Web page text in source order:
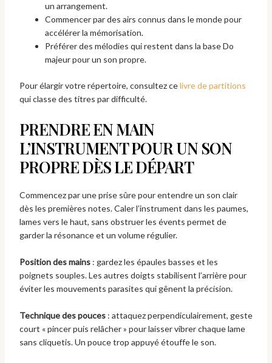
un arrangement.
Commencer par des airs connus dans le monde pour
accélérer la mémorisation.
Préférer des mélodies qui restent dans la base Do
majeur pour un son propre.
Pour élargir votre répertoire, consultez celivre de partitions
qui classe des titres par difficulté.
PRENDRE EN MAIN
L’INSTRUMENT POUR UN SON
PROPRE DÈS LE DÉPART
Commencez par une prise sûre pour entendre un son clair
dès les premières notes. Caler l’instrument dans les paumes,
lames vers le haut, sans obstruer les évents permet de
garder la résonance et un volume régulier.
Position des mains: gardez les épaules basses et les
poignets souples. Les autres doigts stabilisent l’arrière pour
éviter les mouvements parasites qui gênent la précision.
Technique des pouces: attaquez perpendiculairement, geste
court « pincer puis relâcher » pour laisser vibrer chaque lame
sans cliquetis. Un pouce trop appuyé étouffe le son.